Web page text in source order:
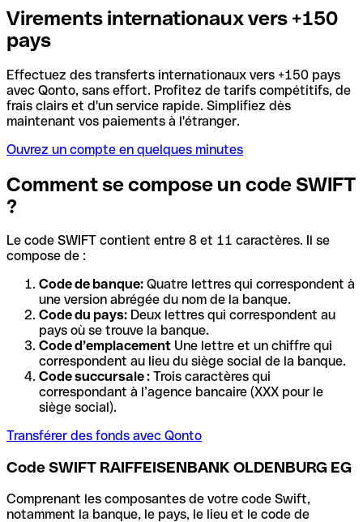
Virements internationaux vers +150
pays
Effectuez des transferts internationaux vers +150 pays
avec Qonto, sans effort. Profitez de tarifs compétitifs, de
frais clairs et d'un service rapide. Simplifiez dès
maintenant vos paiements à l'étranger.
Ouvrez un compte en quelques minutes
Comment se compose un code SWIFT
?
Le code SWIFT contient entre 8 et 11 caractères. Il se
compose de :
Code de banque: Quatre lettres qui correspondent à
une version abrégée du nom de la banque.
Code du pays: Deux lettres qui correspondent au
pays où se trouve la banque.
Code d’emplacement Une lettre et un chiffre qui
correspondent au lieu du siège social de la banque.
Code succursale : Trois caractères qui
correspondant à l’agence bancaire (XXX pour le
siège social).
Transférer des fonds avec Qonto
Code SWIFT RAIFFEISENBANK OLDENBURG EG
Comprenant les composantes de votre code Swift,
notamment la banque, le pays, le lieu et le code de